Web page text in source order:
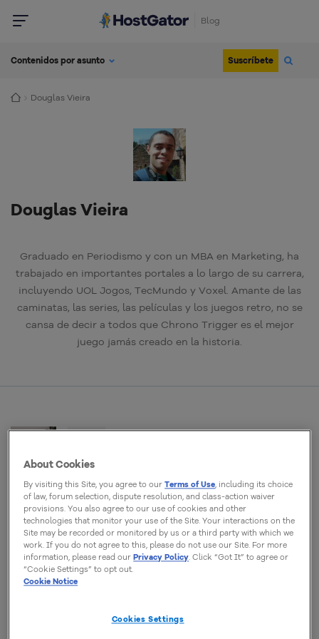
Blog
Contenidos por asunto Suscríbete
Douglas Vieira
Douglas Vieira
Graduado en Periodismo y con un MBA en Marketing, ha
trabajado en importantes portales a lo largo de su carrera,
incluyendo UOL Jogos, TecMundo y Voxel. Amante de las
caminatas, las series, las películas y los juegos retro, no se
cansa de decir a todos que Chrono Trigger es el mejor
juego jamás creado en la historia.
Cómo Crear un Sitio Web Desde
Cero en 2025: Guía Paso a Paso
¿Ya sabes que crear una página web es
fundamental para ganar visibilidad? ¡Aprenda
cómo lanzar un sitio web puede impulsar tu
negocio!
Douglas Vieira
11 Marzo, 2025
DESARROLLO WEB
About Cookies
By visiting this Site, you agree to ourTerms of Use, including its choice
of law, forum selection, dispute resolution, and class-action waiver
provisions. You also agree to our use of cookies and other
technologies that monitor your use of the Site. Your interactions on the
Site may be recorded or monitored by us or a third party with which we
work. If you do not agree to this, please do not use our Site. For more
information, please read ourPrivacy Policy. Click “Got It” to agree or
“Cookie Settings” to opt out.
Cookie Notice
Cookies Settings